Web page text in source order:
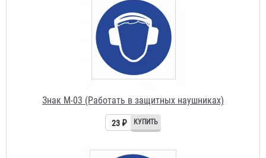
Знак М-03 (Работать в защитных наушниках)
23 ₽